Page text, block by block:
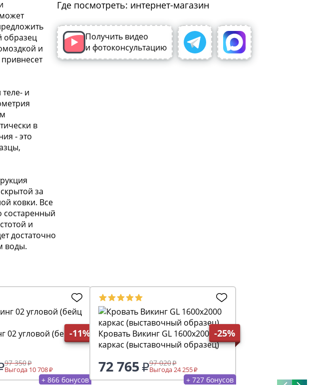
образец
и
и
в
- это
за
ковки. Все
состаренный
и
достаточно
воды.
Где посмотреть: интернет-магазин
Получить видео
и фотоконсультацию
-11%
02 угловой (бейц
97 350
Выгода 10 708
+ 866 бонусов
-25%
Кровать Викинг GL 1600х2000
каркас (выставочный образец)
72 765 97 020
Выгода 24 255
+ 727 бонусов